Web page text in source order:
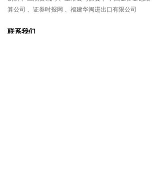
算公司 、 证券时报网 、 福建华闽进出口有限公司
联系我们